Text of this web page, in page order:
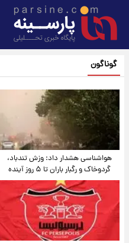
گوناگون
هواشناسی هشدار داد: وزش تندباد،
گردوخاک و رگبار باران تا ۵ روز آینده